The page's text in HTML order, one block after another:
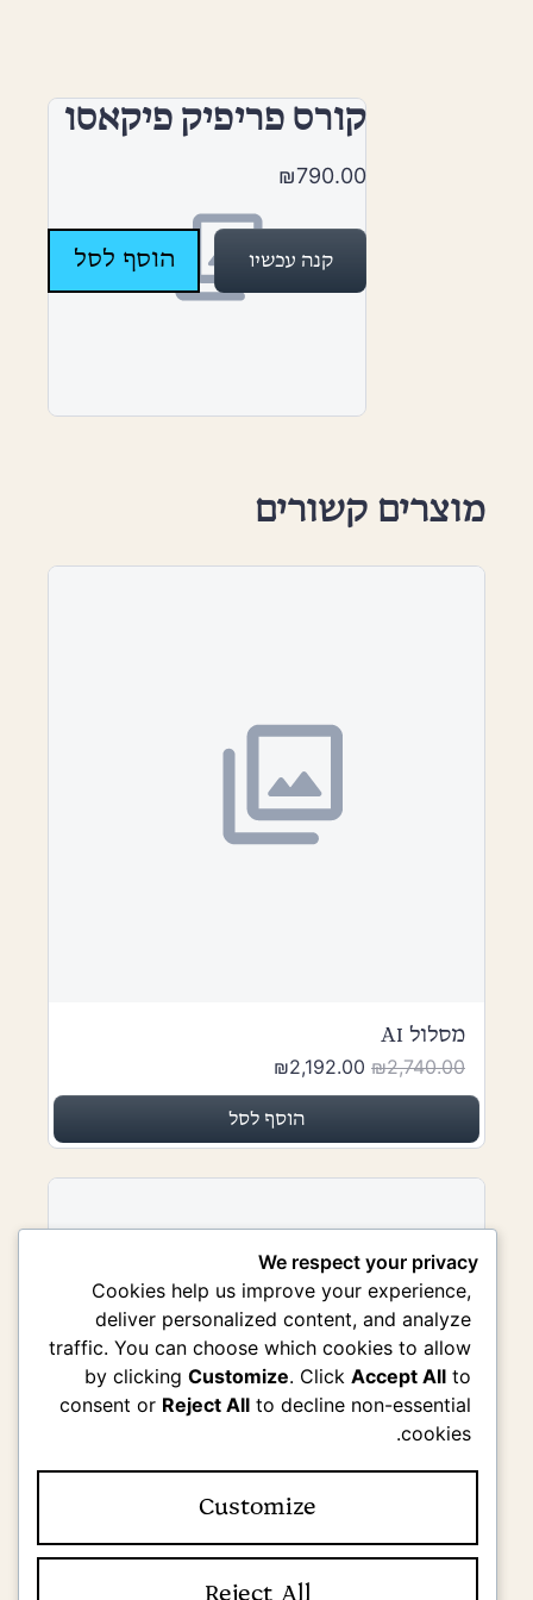
קורס פריפיק פיקאסו
₪790.00
קנה עכשיו הוסף לסל
מוצרים קשורים
מסלול AI
₪2,740.00
₪2,192.00
הוסף לסל
We respect your privacy
Cookies help us improve your experience,
deliver personalized content, and analyze
traffic. You can choose which cookies to allow
by clickingCustomize. ClickAccept All to
consent or Reject All to decline non-essential
cookies.
Customize